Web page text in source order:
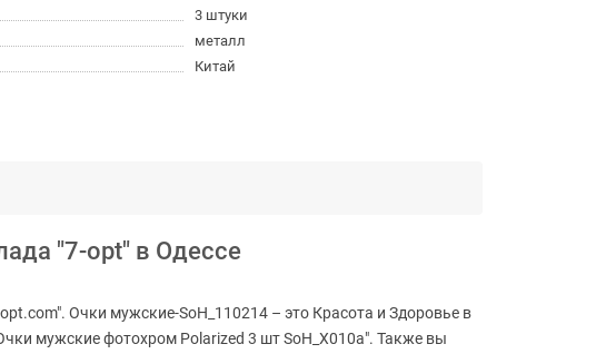
3 штуки
металл
Китай
"7-opt" в Одессе
Очки мужские-SoH_110214 – это Красота и Здоровье в
мужские фотохром Polarized 3 шт SoH_X010a". Также вы